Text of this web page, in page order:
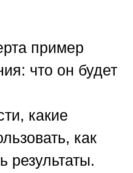
пример
что он будет
какие
как
результаты.